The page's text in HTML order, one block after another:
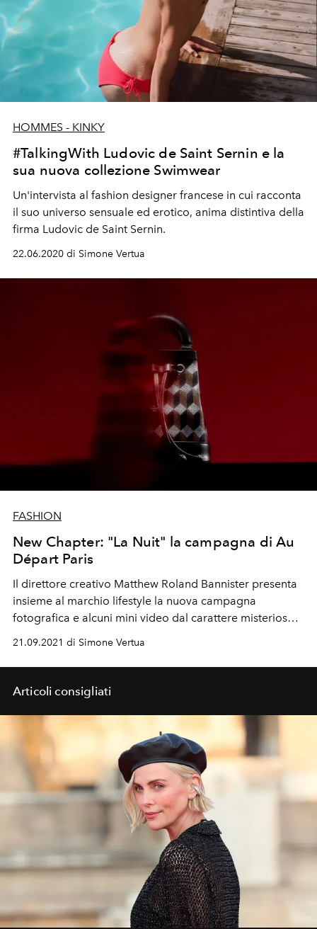
HOMMES - KINKY
#TalkingWith Ludovic de Saint Sernin e la
sua nuova collezione Swimwear
Un'intervista al fashion designer francese in cui racconta
il suo universo sensuale ed erotico, anima distintiva della
firma Ludovic de Saint Sernin.
22.06.2020 di Simone Vertua
FASHION
New Chapter: "La Nuit" la campagna di Au
Départ Paris
Il direttore creativo Matthew Roland Bannister presenta
insieme al marchio lifestyle la nuova campagna
fotografica e alcuni mini video dal carattere misterioso
ed evocativo.
21.09.2021 di Simone Vertua
Articoli consigliati